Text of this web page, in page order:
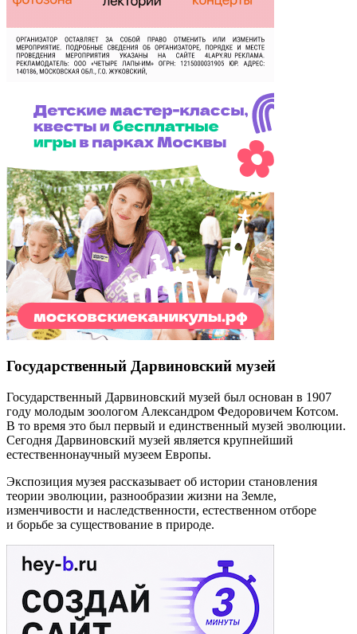
Государственный Дарвиновский музей
Государственный Дарвиновский музей был основан в 1907
году молодым зоологом Александром Федоровичем Котсом.
В то время это был первый и единственный музей эволюции.
Сегодня Дарвиновский музей является крупнейший
естественнонаучный музеем Европы.
Экспозиция музея рассказывает об истории становления
теории эволюции, разнообразии жизни на Земле,
изменчивости и наследственности, естественном отборе
и борьбе за существование в природе.